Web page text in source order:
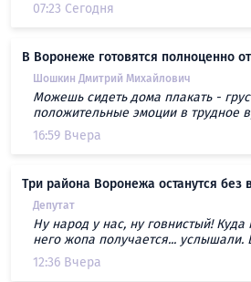
07:23 Сегодня
В Воронеже готовятся полноценно
Шошкин Дмитрий Михайлович
Можешь сидеть дома плакать -
положительные эмоции в трудное
16:59 Вчера
Три района Воронежа останутся без
Депутат
Ну народ у нас, ну говнистый! Куда
него жопа получается...
12:36 Вчера